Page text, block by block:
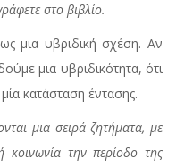
στο βιβλίο.
μια υβριδική σχέση. Αν
μια υβριδικότητα, ότι
κατάσταση έντασης.
μια σειρά ζητήματα, με
την περίοδο της